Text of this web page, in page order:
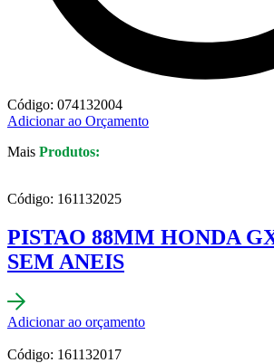
Código: 074132004
Adicionar ao Orçamento
Mais Produtos:
Código: 161132025
PISTAO 88MM HONDA
SEM ANEIS
Adicionar ao orçamento
Código: 161132017